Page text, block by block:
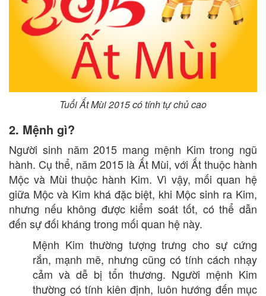
Tuổi Ất Mùi 2015 có tính tự chủ cao
2. Mệnh gì?
Người sinh năm 2015 mang mệnh Kim trong ngũ
hành. Cụ thể, năm 2015 là Ất Mùi, với Ất thuộc hành
Mộc và Mùi thuộc hành Kim. Vì vậy, mối quan hệ
giữa Mộc và Kim khá đặc biệt, khi Mộc sinh ra Kim,
nhưng nếu không được kiểm soát tốt, có thể dẫn
đến sự đối kháng trong mối quan hệ này.
Mệnh Kim thường tượng trưng cho sự cứng
rắn, mạnh mẽ, nhưng cũng có tính cách nhạy
cảm và dễ bị tổn thương. Người mệnh Kim
thường có tính kiên định, luôn hướng đến mục